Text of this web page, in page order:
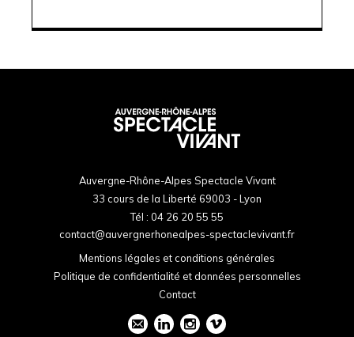
Auvergne-Rhône-Alpes Spectacle Vivant
33 cours de la Liberté 69003 - Lyon
Tél : 04 26 20 55 55
contact@auvergnerhonealpes-spectaclevivant.fr
Mentions légales et conditions générales
Politique de confidentialité et données personnelles
Contact